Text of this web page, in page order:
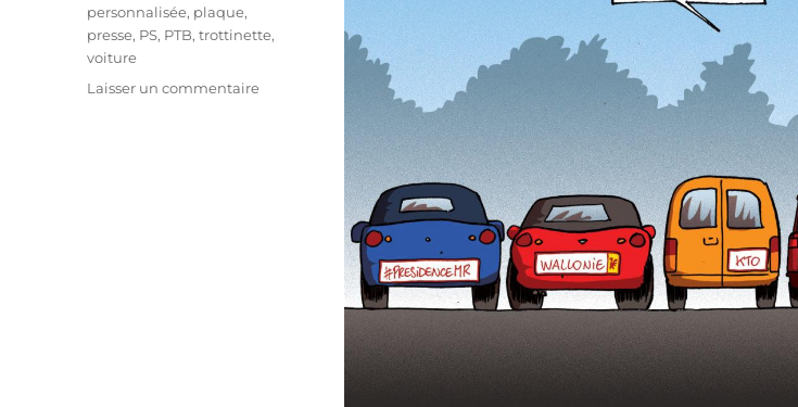
personnalisée, plaque,
presse, PS, PTB,trottinette,
voiture
Laisser un commentairesur
personnalisées